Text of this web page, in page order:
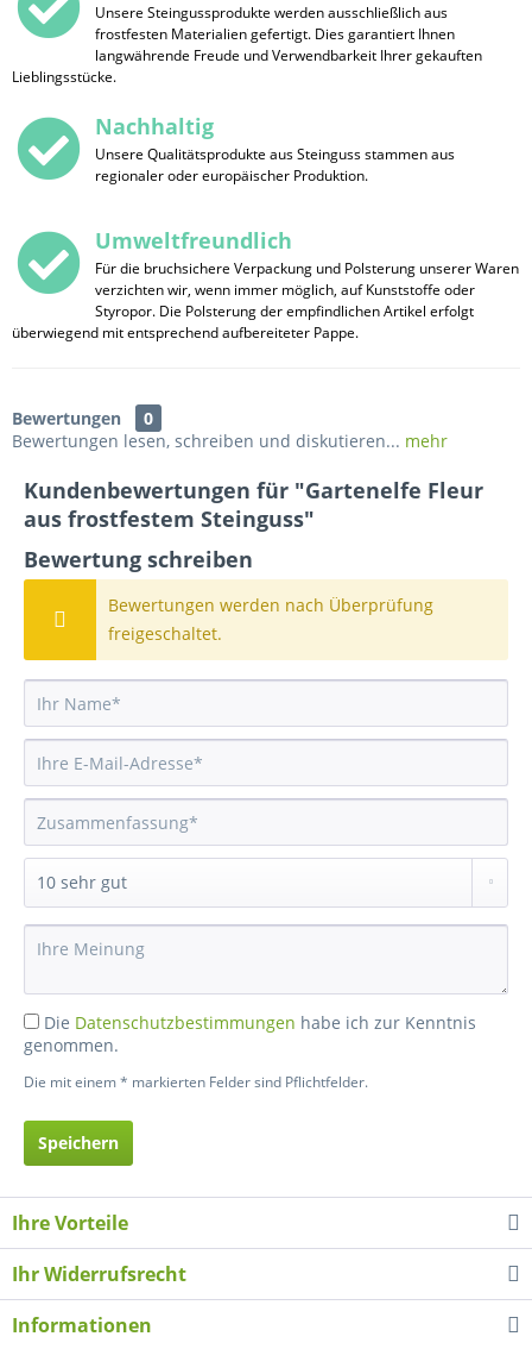
Unsere Steingussprodukte werden ausschließlich aus
frostfesten Materialien gefertigt. Dies garantiert Ihnen
langwährende Freude und Verwendbarkeit Ihrer gekauften
Lieblingsstücke.
Nachhaltig
Unsere Qualitätsprodukte aus Steinguss stammen aus
regionaler oder europäischer Produktion.
Umweltfreundlich
Für die bruchsichere Verpackung und Polsterung unserer Waren
verzichten wir, wenn immer möglich, auf Kunststoffe oder
Styropor. Die Polsterung der empfindlichen Artikel erfolgt
überwiegend mit entsprechend aufbereiteter Pappe.
Bewertungen
0
Bewertungen lesen, schreiben und diskutieren... mehr
Kundenbewertungen für "Gartenelfe Fleur
aus frostfestem Steinguss"
Bewertung schreiben
Bewertungen werden nach Überprüfung
freigeschaltet.
Die Datenschutzbestimmungen habe ich zur Kenntnis
genommen.
Die mit einem * markierten Felder sind Pflichtfelder.
Speichern
Ihre Vorteile
Ihr Widerrufsrecht
Informationen